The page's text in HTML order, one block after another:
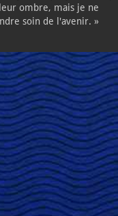
ombre, mais je ne
soin de l'avenir. »